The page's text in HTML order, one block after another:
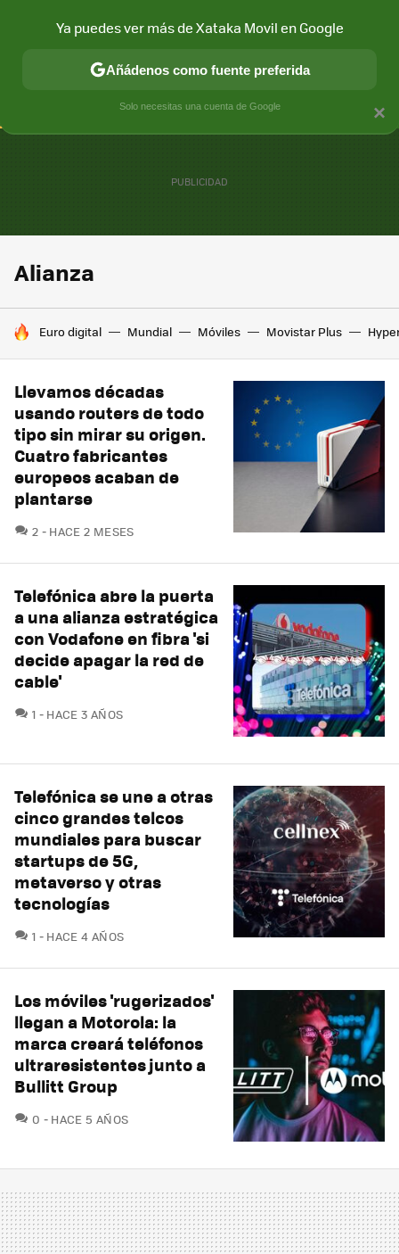
CONECTIVIDAD MÓVIL Y SOCIEDAD APLICACIONES
Alianza
HOY SE HABLA DE
Euro digital Mundial Móviles Movistar Plus
Llevamos décadas
usando routers de todo
tipo sin mirar su origen.
Cuatro fabricantes
europeos acaban de
plantarse
2 COMENTARIOS
HACE 2 MESES
Telefónica abre la puerta
a una alianza estratégica
con Vodafone en fibra 'si
decide apagar la red de
cable'
1 COMENTARIOS
HACE 3 AÑOS
Telefónica se une a otras
cinco grandes telcos
mundiales para buscar
startups de 5G,
metaverso y otras
tecnologías
1 COMENTARIOS
HACE 4 AÑOS
Los móviles 'rugerizados'
llegan a Motorola: la
marca creará teléfonos
ultraresistentes junto a
Bullitt Group
0 COMENTARIOS
HACE 5 AÑOS
×
Ya puedes ver más de Xataka Movil en Google
Añádenos como fuente preferida
Solo necesitas una cuenta de Google